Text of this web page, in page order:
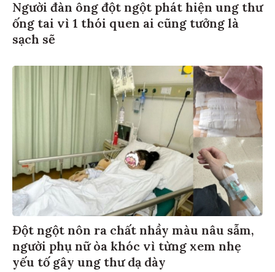
Người đàn ông đột ngột phát hiện ung thư
ống tai vì 1 thói quen ai cũng tưởng là
sạch sẽ
Đột ngột nôn ra chất nhầy màu nâu sẫm,
người phụ nữ òa khóc vì từng xem nhẹ
yếu tố gây ung thư dạ dày